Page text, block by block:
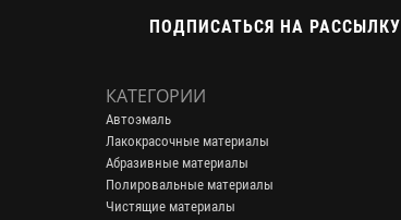
ПОДПИСАТЬСЯ НА РАССЫЛКУ
КАТЕГОРИИ
Автоэмаль
Лакокрасочные материалы
Абразивные материалы
Полировальные материалы
Чистящие материалы